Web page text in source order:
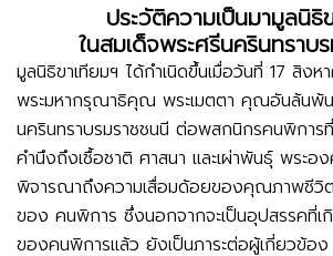
ประวัติความเป็นมามูลนิธิ
ในสมเด็จพระศรีนครินทราบ
มูลนิธิขาเทียมฯ ได้กำเนิดขึ้นเมื่อวันที่ 17 สิง
พระมหากรุณาธิคุณ พระเมตตา คุณอันล้นพ้น
นครินทราบรมราชชนนี ต่อพสกนิกรคนพิการ
คำนึงถึงเชื้อชาติ ศาสนา และเผ่าพันธุ์ พระอ
พิจารณาถึงความเสื่อมด้อยของคุณภาพชี
ของ คนพิการ ซึ่งนอกจากจะเป็นอุปสรรคที่เ
ของคนพิการแล้ว ยังเป็นภาระต่อผู้เกี่ยวข้อ